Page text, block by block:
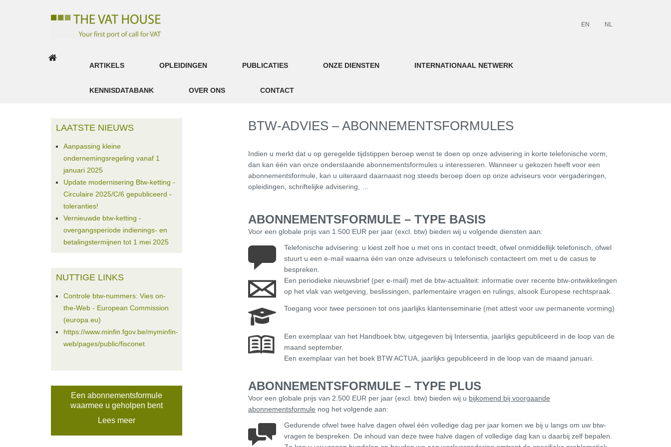
EN NL
ARTIKELS OPLEIDINGEN PUBLICATIES ONZE DIENSTEN INTERNATIONAAL NETWERK
KENNISDATABANK OVER ONS CONTACT
LAATSTE NIEUWS
Aanpassing kleine
ondernemingsregeling vanaf 1
januari 2025
Update modernisering Btw-ketting -
Circulaire 2025/C/6 gepubliceerd -
toleranties!
Vernieuwde btw-ketting -
overgangsperiode indienings- en
betalingstermijnen tot 1 mei 2025
NUTTIGE LINKS
Controle btw-nummers: Vies on-
the-Web - European Commission
(europa.eu)
https://www.minfin.fgov.be/myminfin-
web/pages/public/fisconet
Een abonnementsformule
waarmee u geholpen bent
Lees meer
BTW-ADVIES – ABONNEMENTSFORMULES
Indien u merkt dat u op geregelde tijdstippen beroep wenst te doen op onze advisering in korte telefonische vorm,
dan kan één van onze onderstaande abonnementsformules u interesseren. Wanneer u gekozen heeft voor een
abonnementsformule, kan u uiteraard daarnaast nog steeds beroep doen op onze adviseurs voor vergaderingen,
opleidingen, schriftelijke advisering, …
ABONNEMENTSFORMULE – TYPE BASIS
Voor een globale prijs van 1.500 EUR per jaar (excl. btw) bieden wij u volgende diensten aan:
Telefonische advisering: u kiest zelf hoe u met ons in contact treedt, ofwel onmiddellijk telefonisch, ofwel
stuurt u een e-mail waarna één van onze adviseurs u telefonisch contacteert om met u de casus te
bespreken.
Een periodieke nieuwsbrief (per e-mail) met de btw-actualiteit: informatie over recente btw-ontwikkelingen
op het vlak van wetgeving, beslissingen, parlementaire vragen en rulings, alsook Europese rechtspraak.
Toegang voor twee personen tot ons jaarlijks klantenseminarie (met attest voor uw permanente vorming)
Een exemplaar van het Handboek btw, uitgegeven bij Intersentia, jaarlijks gepubliceerd in de loop van de
maand september.
Een exemplaar van het boek BTW ACTUA, jaarlijks gepubliceerd in de loop van de maand januari.
ABONNEMENTSFORMULE – TYPE PLUS
Voor een globale prijs van 2.500 EUR per jaar (excl. btw) bieden wij u bijkomend bij voorgaande
abonnementsformule nog het volgende aan:
Gedurende ofwel twee halve dagen ofwel één volledige dag per jaar komen we bij u langs om uw btw-
vragen te bespreken. De inhoud van deze twee halve dagen of volledige dag kan u daarbij zelf bepalen.